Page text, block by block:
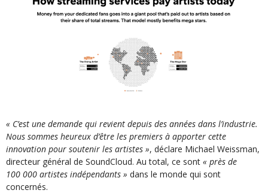
« C’est une demande qui revient depuis des années dans l’industrie.
Nous sommes heureux d’être les premiers à apporter cette
innovation pour soutenir les artistes », déclare Michael Weissman,
directeur général de SoundCloud. Au total, ce sont « près de
100 000 artistes indépendants » dans le monde qui sont
concernés.